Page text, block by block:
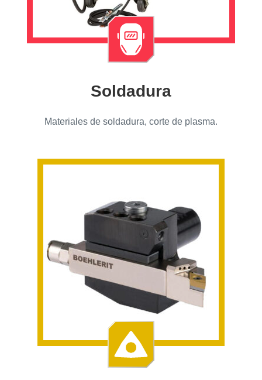
Soldadura
Materiales de soldadura, corte de plasma.